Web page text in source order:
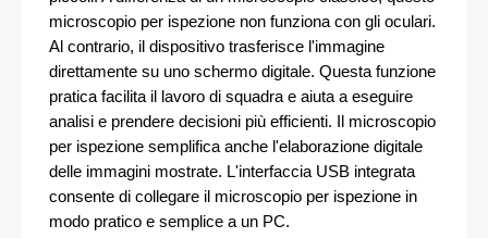
microscopio per ispezione non funziona con gli oculari.
Al contrario, il dispositivo trasferisce l'immagine
direttamente su uno schermo digitale. Questa funzione
pratica facilita il lavoro di squadra e aiuta a eseguire
analisi e prendere decisioni più efficienti. Il microscopio
per ispezione semplifica anche l'elaborazione digitale
delle immagini mostrate. L'interfaccia USB integrata
consente di collegare il microscopio per ispezione in
modo pratico e semplice a un PC.